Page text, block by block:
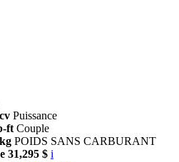
Puissance
ft Couple
POIDS SANS CARBURANT
31,295 $ i